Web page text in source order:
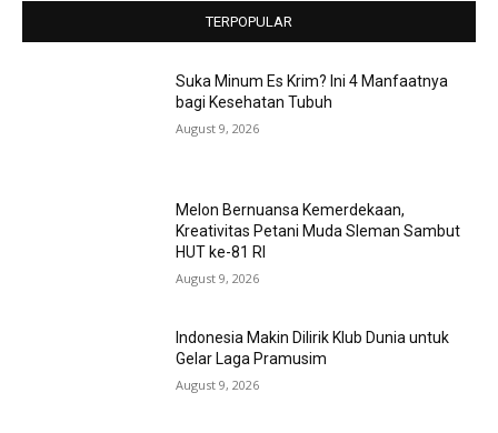
TERPOPULAR
Suka Minum Es Krim? Ini 4 Manfaatnya
bagi Kesehatan Tubuh
August 9, 2026
Melon Bernuansa Kemerdekaan,
Kreativitas Petani Muda Sleman Sambut
HUT ke-81 RI
August 9, 2026
Indonesia Makin Dilirik Klub Dunia untuk
Gelar Laga Pramusim
August 9, 2026